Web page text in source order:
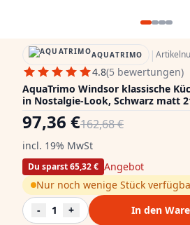
AQUATRIMO |
4.8(5 bewertungen)
AquaTrimo Windsor klassische
in Nostalgie-Look, Schwarz matt
97,36 €162,68 €
incl. 19% MwSt
Du sparst 65,32 € Angebot
Nur noch wenige Stück
-
1 + In den